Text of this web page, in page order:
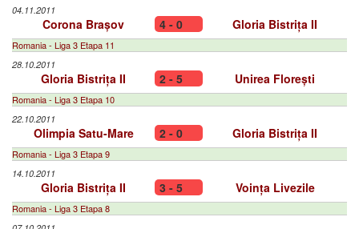
04.11.2011
Corona Brașov 4 - 0 Gloria Bistrița II
Romania - Liga 3 Etapa 11
28.10.2011
Gloria Bistrița II 2 - 5 Unirea Florești
Romania - Liga 3 Etapa 10
22.10.2011
Olimpia Satu-Mare 2 - 0 Gloria Bistrița II
Romania - Liga 3 Etapa 9
14.10.2011
Gloria Bistrița II 3 - 5 Voința Livezile
Romania - Liga 3 Etapa 8